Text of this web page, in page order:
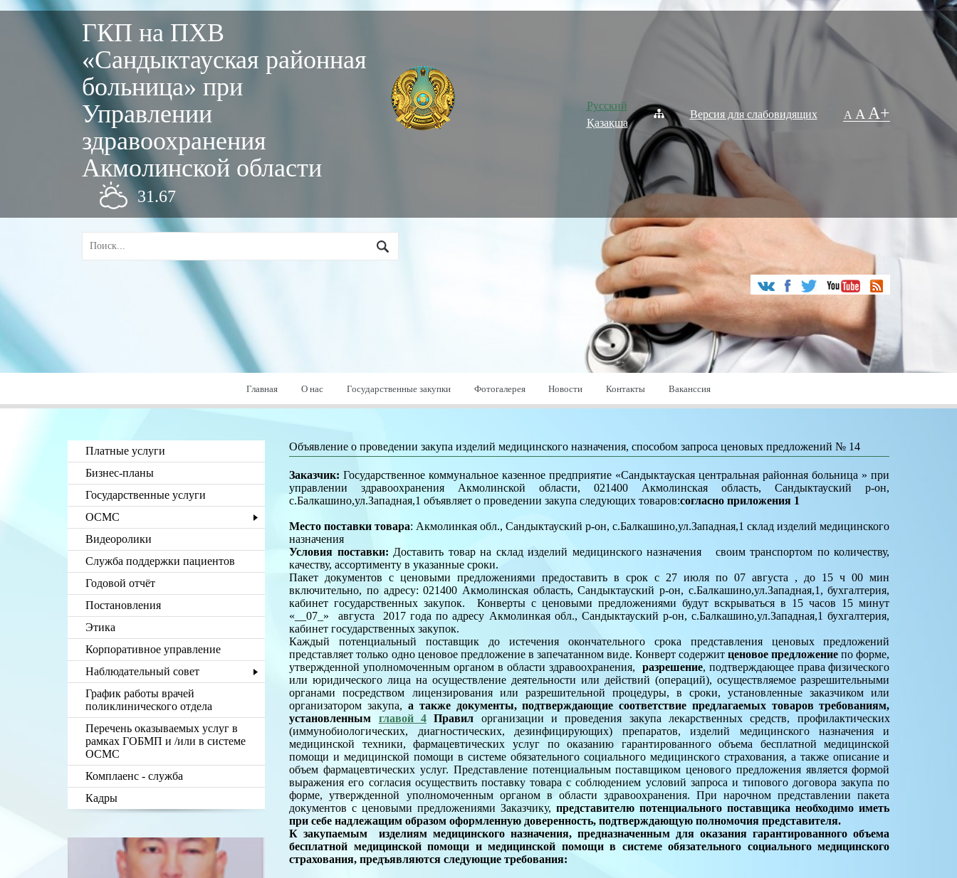
ГКП на ПХВ
«Сандыктауская районная
больница» при
Управлении
здравоохранения
Акмолинской области
31.67
Русский
Қазақша
Версия для слабовидящих A A A+
Главная О нас Государственные закупки Фотогалерея Новости Контакты Ваканссия
Платные услуги
Бизнес-планы
Государственные услуги
ОСМС
Видеоролики
Служба поддержки пациентов
Годовой отчёт
Постановления
Этика
Корпоративное управление
Наблюдательный совет
График работы врачей
поликлинического отдела
Перечень оказываемых услуг в
рамках ГОБМП и /или в системе
ОСМС
Комплаенс - служба
Кадры
Объявление о проведении закупа изделий медицинского назначения, способом запроса ценовых предложений № 14
Заказчик: Государственное коммунальное казенное предприятие «Сандыктауская центральная районная больница » при
управлении здравоохранения Акмолинской области, 021400 Акмолинская область, Сандыктауский р-он,
с.Балкашино,ул.Западная,1 объявляет о проведении закупа следующих товаров:согласно приложения 1
Место поставки товара: Акмолинкая обл., Сандыктауский р-он, с.Балкашино,ул.Западная,1 склад изделий медицинского
назначения
Условия поставки: Доставить товар на склад изделий медицинского назначения своим транспортом по количеству,
качеству, ассортименту в указанные сроки.
Пакет документов с ценовыми предложениями предоставить в срок с 27 июля по 07 августа , до 15 ч 00 мин
включительно, по адресу: 021400 Акмолинская область, Сандыктауский р-он, с.Балкашино,ул.Западная,1, бухгалтерия,
кабинет государственных закупок. Конверты с ценовыми предложениями будут вскрываться в 15 часов 15 минут
«__07_» августа 2017 года по адресу Акмолинкая обл., Сандыктауский р-он, с.Балкашино,ул.Западная,1 бухгалтерия,
кабинет государственных закупок.
Каждый потенциальный поставщик до истечения окончательного срока представления ценовых предложений
представляет только одно ценовое предложение в запечатанном виде. Конверт содержитценовое предложение по форме,
утвержденной уполномоченным органом в области здравоохранения, разрешение, подтверждающее права физического
или юридического лица на осуществление деятельности или действий (операций), осуществляемое разрешительными
органами посредством лицензирования или разрешительной процедуры, в сроки, установленные заказчиком или
организатором закупа, а также документы, подтверждающие соответствие предлагаемых товаров требованиям,
установленным главой 4Правил организации и проведения закупа лекарственных средств, профилактических
(иммунобиологических, диагностических, дезинфицирующих) препаратов, изделий медицинского назначения и
медицинской техники, фармацевтических услуг по оказанию гарантированного объема бесплатной медицинской
помощи и медицинской помощи в системе обязательного социального медицинского страхования, а также описание и
объем фармацевтических услуг. Представление потенциальным поставщиком ценового предложения является формой
выражения его согласия осуществить поставку товара с соблюдением условий запроса и типового договора закупа по
форме, утвержденной уполномоченным органом в области здравоохранения. При нарочном представлении пакета
документов с ценовыми предложениями Заказчику,представителю потенциального поставщика необходимо иметь
при себе надлежащим образом оформленную доверенность, подтверждающую полномочия представителя.
К закупаемым изделиям медицинского назначения, предназначенным для оказания гарантированного объема
бесплатной медицинской помощи и медицинской помощи в системе обязательного социального медицинского
страхования, предъявляются следующие требования: